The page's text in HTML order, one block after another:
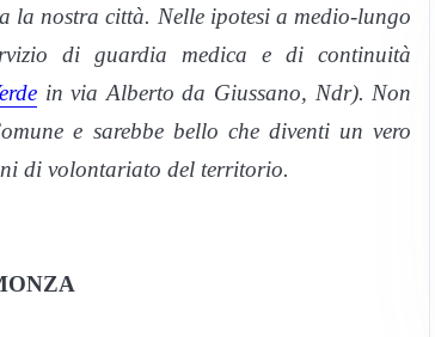
la nostra città. Nelle ipotesi a medio-lungo
di guardia medica e di continuità
in via Alberto da Giussano, Ndr). Non
e sarebbe bello che diventi un vero
di volontariato del territorio.